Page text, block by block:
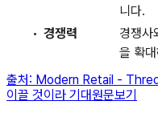
니다.
경쟁력
경쟁사
을 확
출처: Modern Retail -
이끌 것이라 기대원문보기